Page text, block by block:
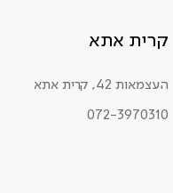
קרית אתא
העצמאות 42, קרית אתא
072-3970310